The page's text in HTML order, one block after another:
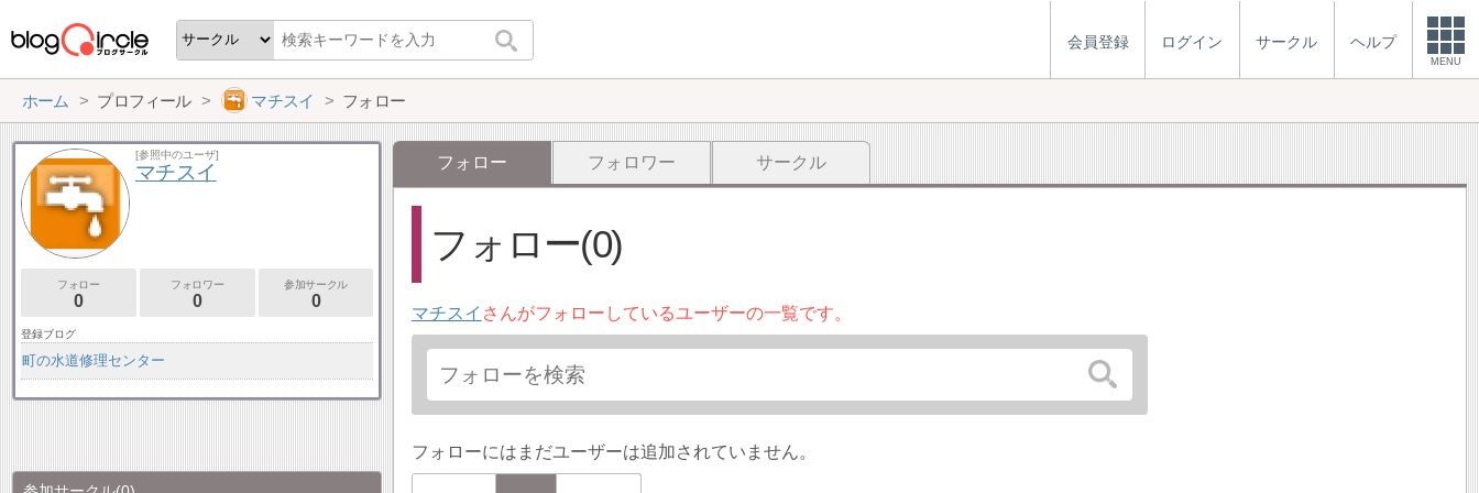
会員登録 ログイン サークル ヘルプ
MENU
ホーム プロフィール マチスイ フォロー
フォロー フォロワー サークル
フォロー(0)
マチスイ さんがフォローしているユーザーの一覧です。
フォローにはまだユーザーは追加されていません。
[参照中のユーザ]
マチスイ
フォロー
0
フォロワー
0
参加サークル
0
登録ブログ
町の水道修理センター